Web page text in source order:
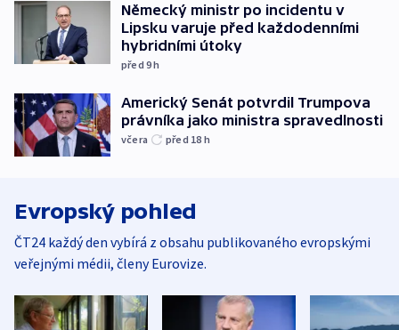
Německý ministr po incidentu v
Lipsku varuje před každodenními
hybridními útoky
před 9h
Americký Senát potvrdil Trumpova
právníka jako ministra spravedlnosti
včera před 18 h
Evropský pohled
ČT24 každý den vybírá z obsahu publikovaného evropskými
veřejnými médii, členy Eurovize.